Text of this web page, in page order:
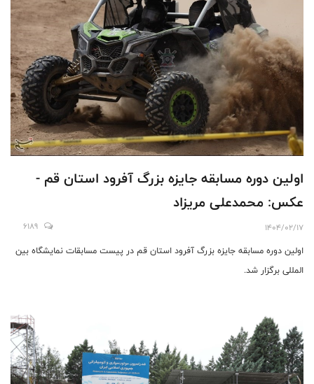
اولین دوره مسابقه جایزه بزرگ آفرود استان قم -
عکس: محمدعلی مریزاد
1404/02/17
6189
اولین دوره مسابقه جایزه بزرگ آفرود استان قم در پیست مسابقات نمایشگاه بین
المللی برگزار شد.